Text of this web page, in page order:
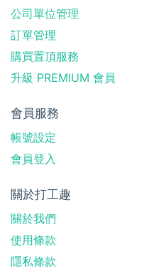
公司單位管理
訂單管理
購買置頂服務
升級 PREMIUM 會員
會員服務
帳號設定
會員登入
關於打工趣
關於我們
使用條款
隱私條款